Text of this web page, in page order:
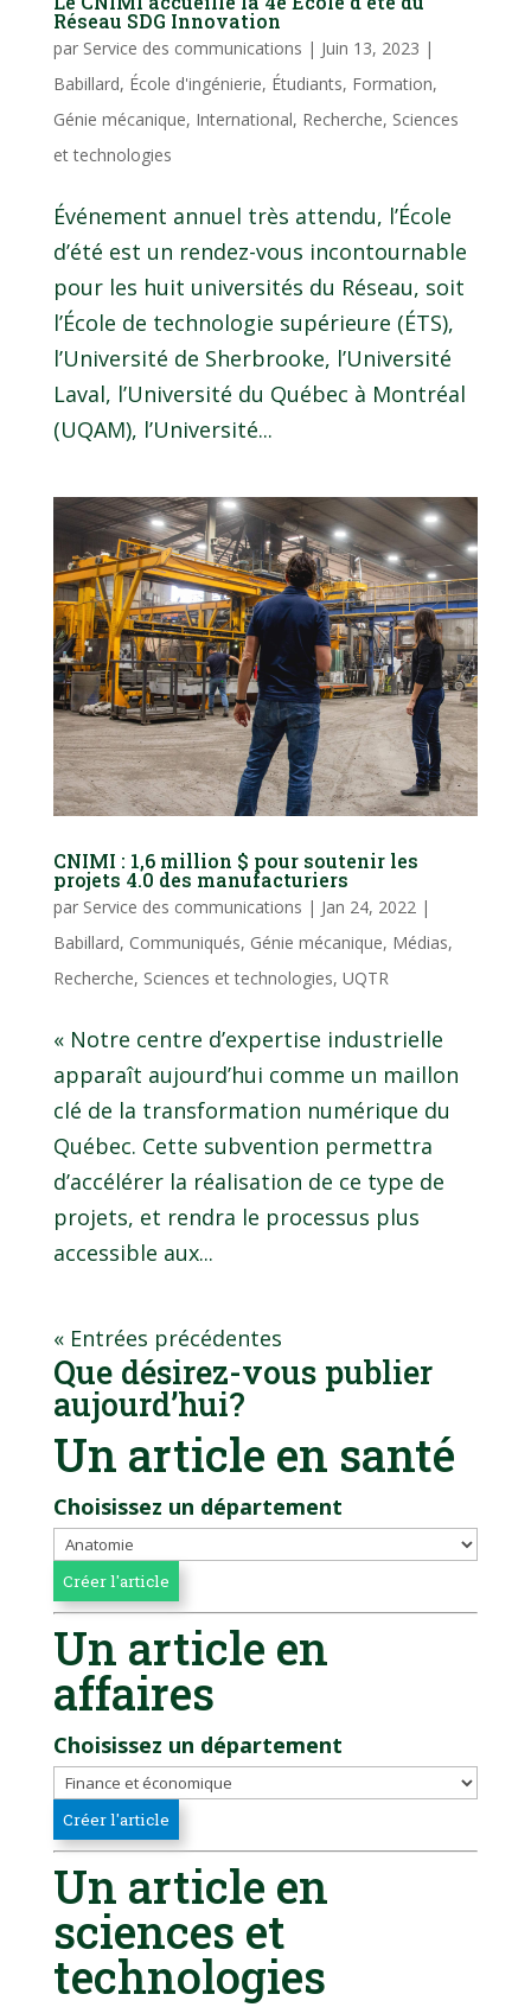
Réseau SDG Innovation
par Service des communications | Juin 13, 2023 |
Babillard, École d'ingénierie, Étudiants, Formation,
Génie mécanique, International, Recherche, Sciences
et technologies
Événement annuel très attendu, l’École
d’été est un rendez-vous incontournable
pour les huit universités du Réseau, soit
l’École de technologie supérieure (ÉTS),
l’Université de Sherbrooke, l’Université
Laval, l’Université du Québec à Montréal
(UQAM), l’Université...
CNIMI : 1,6 million $ pour soutenir les
projets 4.0 des manufacturiers
par Service des communications | Jan 24, 2022|
Babillard, Communiqués, Génie mécanique, Médias,
Recherche, Sciences et technologies, UQTR
« Notre centre d’expertise industrielle
apparaît aujourd’hui comme un maillon
clé de la transformation numérique du
Québec. Cette subvention permettra
d’accélérer la réalisation de ce type de
projets, et rendra le processus plus
accessible aux...
« Entrées précédentes
Que désirez-vous publier
aujourd’hui?
Un article en santé
Choisissez un département
Un article en
affaires
Choisissez un département
Un article en
sciences et
technologies